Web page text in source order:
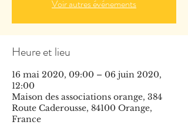
Voir autres événements
Heure et lieu
16 mai 2020, 09:00 – 06 juin 2020,
12:00
Maison des associations orange, 384
Route Caderousse, 84100 Orange,
France